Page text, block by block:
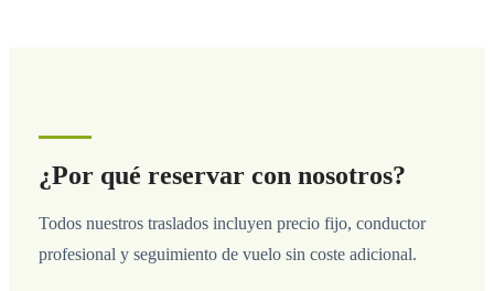
¿Por qué reservar con nosotros?
Todos nuestros traslados incluyen precio fijo, conductor
profesional y seguimiento de vuelo sin coste adicional.